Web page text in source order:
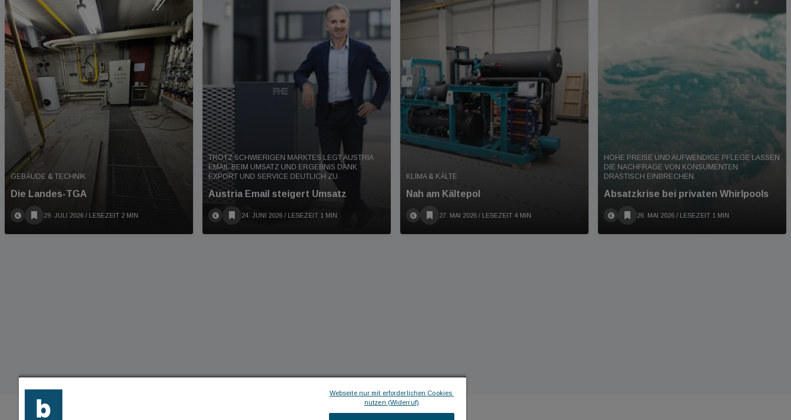
GEBÄUDE & TECHNIK
Die Landes-TGA
29. JULI 2026 / LESEZEIT 2 MIN
TROTZ SCHWIERIGEN MARKTES LEGT AUSTRIA
EMAIL BEIM UMSATZ UND ERGEBNIS DANK
EXPORT UND SERVICE DEUTLICH ZU.
Austria Email steigert Umsatz
24. JUNI 2026 / LESEZEIT 1 MIN
KLIMA & KÄLTE
Nah am Kältepol
27. MAI 2026 / LESEZEIT 4 MIN
HOHE PREISE UND AUFWENDIGE PFLEGE LASSEN
DIE NACHFRAGE VON KONSUMENTEN
DRASTISCH EINBRECHEN.
Absatzkrise bei privaten Whirlpools
26. MAI 2026 / LESEZEIT 1 MIN
Webseite nur mit erforderlichen Cookies
nutzen (Widerruf)